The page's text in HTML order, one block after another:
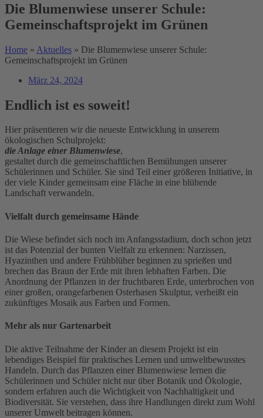
Die Blumenwiese unserer Schule:
Gemeinschaftsprojekt im Grünen
Home » Aktuelles » Die Blumenwiese unserer Schule:
Gemeinschaftsprojekt im Grünen
März 24, 2024
Endlich ist es soweit!
Hier präsentieren wir die neueste Entwicklung in unserem
ökologischen Schulprojekt:
die Anlage einer Blumenwiese,
gestaltet durch die gemeinschaftlichen Bemühungen unserer
Schülerinnen und Schüler. Sie sind Teil einer größeren Initiative, in
der viele Kinder gemeinsam eine Fläche in eine blühende
Landschaft verwandeln.
Vielfalt durch gemeinsame Hände
Die Wiese befindet sich noch im Anfangsstadium, doch schon jetzt
ist das Potenzial der bunten Vielfalt zu erkennen: Narzissen,
Hyazinthen und andere Frühblüher beginnen zu sprießen und
brechen das Braun der Erde mit ihren lebhaften Farben. Die
Anordnung der Pflanzen in der fruchtbaren Erde, unterbrochen von
einer großen, orangefarbenen Osterhasen Skulptur, verheißt ein
zukünftiges Mosaik aus Farben und Formen.
Mehr als nur Gartenarbeit
Die aktive Teilnahme der Kinder an diesem Projekt ist ein
lebendiges Beispiel für praktisches Lernen und umweltbewusstes
Handeln. Durch das Pflanzen einer Blumenwiese lernen die
Schülerinnen und Schüler nicht nur über Botanik und Ökologie,
sondern erfahren auch die Wichtigkeit von Nachhaltigkeit und
Biodiversität. Sie verstehen, dass ihre Handlungen direkt zum Wohl
unserer Umwelt beitragen können.